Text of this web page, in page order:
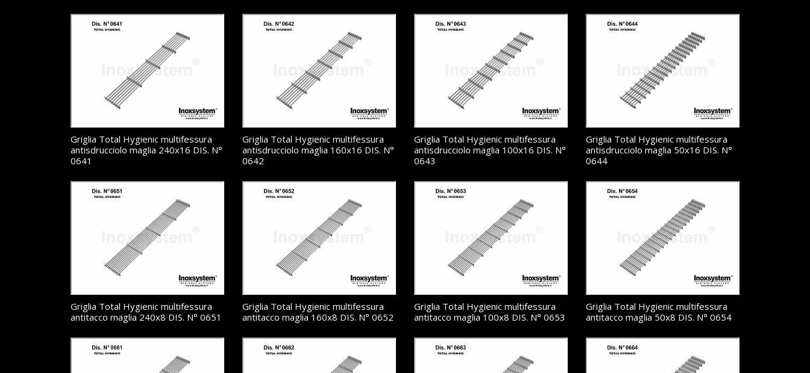
Griglia Total Hygienic multifessura
antisdrucciolo maglia 240x16 DIS. N°
0641
Griglia Total Hygienic multifessura
antisdrucciolo maglia 160x16 DIS. N°
0642
Griglia Total Hygienic multifessura
antisdrucciolo maglia 100x16 DIS. N°
0643
Griglia Total Hygienic multifessura
antisdrucciolo maglia 50x16 DIS. N°
0644
Griglia Total Hygienic multifessura
antitacco maglia 240x8 DIS. N° 0651
Griglia Total Hygienic multifessura
antitacco maglia 160x8 DIS. N° 0652
Griglia Total Hygienic multifessura
antitacco maglia 100x8 DIS. N° 0653
Griglia Total Hygienic multifessura
antitacco maglia 50x8 DIS. N° 0654